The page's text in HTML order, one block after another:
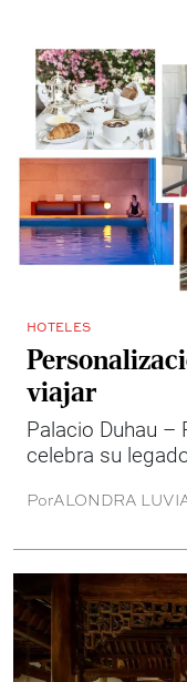
HOTELES
viajar
Palacio Duhau –
celebra su
PorALONDRA